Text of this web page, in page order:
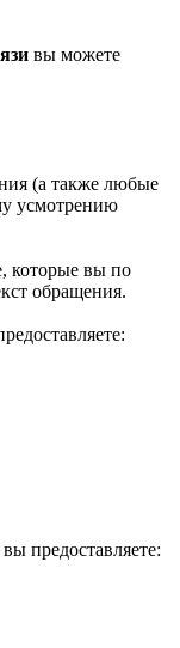
вы можете
(а также любые
усмотрению
которые вы по
обращения.
вы предоставляете: